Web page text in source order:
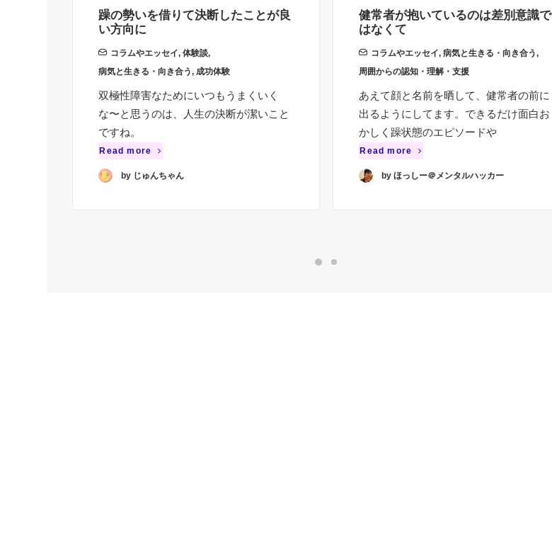
躁の勢いを借りて決断したことが良
い方向に
コラムやエッセイ, 体験談,
病気と生きる・向き合う, 成功体験
双極性障害なためにいつもうまくいく
な〜と思うのは、人生の決断が潔いこと
ですね。
Read more
by じゅんちゃん
健常者が抱いているのは差別意識で
はなくて
コラムやエッセイ, 病気と生きる・向き合う,
周囲からの認知・理解・支援
あえて顔と名前を晒して、健常者の前に
出るようにしてます。できるだけ面白お
かしく躁状態のエピソードや
Read more
by ほっしー＠メンタルハッカー